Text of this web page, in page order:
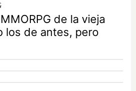
de la vieja
los de antes, pero